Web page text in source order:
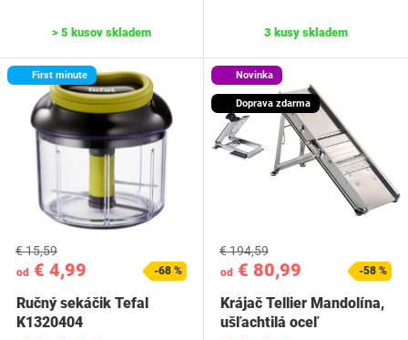
> 5 kusov skladem 3 kusy skladem
First minute
od € 4,99
€ 15,59
-68 %
Ručný sekáčik Tefal
K1320404
Novinka
Doprava zdarma
od € 80,99
€ 194,59
-58 %
Krájač Tellier Mandolína,
ušľachtilá oceľ